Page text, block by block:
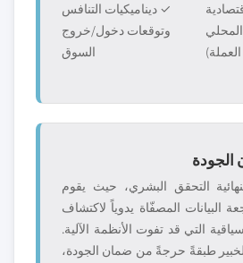
المحلي
✓ ديناميكيات التنافس
وتوقعات دخول/خروج
السوق
التحقق البشري، حيث يقوم
البيانات المصفّاة يدوياً لاكتشاف
التي قد تفوت الأنظمة الآلية.
طبقةً حرجةً من ضمان الجودة،